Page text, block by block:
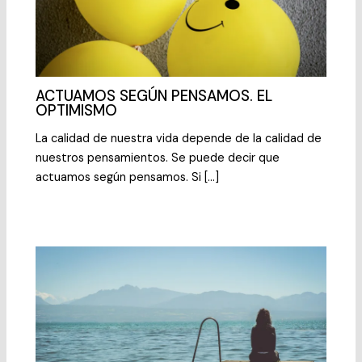
ACTUAMOS SEGÚN PENSAMOS. EL
OPTIMISMO
La calidad de nuestra vida depende de la calidad de
nuestros pensamientos. Se puede decir que
actuamos según pensamos. Si […]